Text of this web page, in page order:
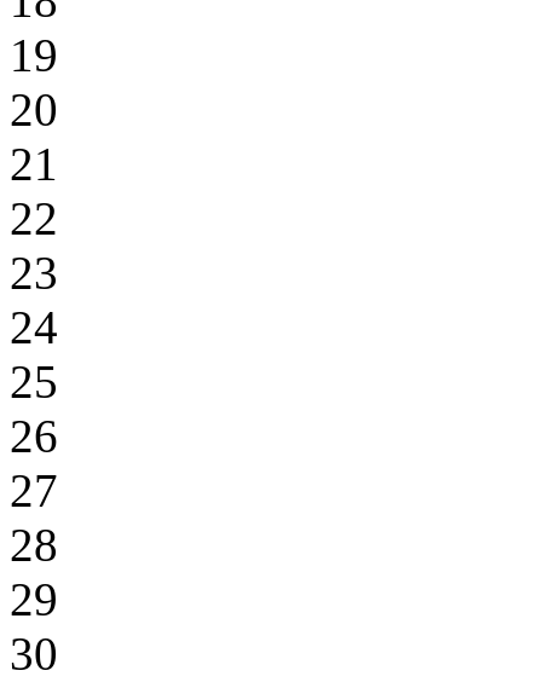
19
20
21
22
23
24
25
26
27
28
29
30